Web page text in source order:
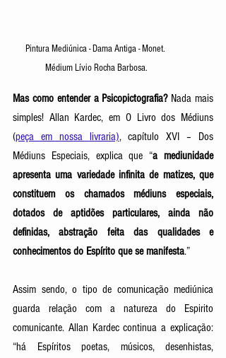
Pintura Mediúnica - Dama Antiga - Monet.
Médium Lívio Rocha Barbosa.
Mas como entender a Psicopictografia? Nada mais
simples! Allan Kardec, em O Livro dos Médiuns
(peça em nossa livraria), capítulo XVI – Dos
Médiuns Especiais, explica que “a mediunidade
apresenta uma variedade infinita de matizes, que
constituem os chamados médiuns especiais,
dotados de aptidões particulares, ainda não
definidas, abstração feita das qualidades e
conhecimentos do Espírito que se manifesta.”
Assim sendo, o tipo de comunicação mediúnica
guarda relação com a natureza do Espirito
comunicante. Allan Kardec continua a explicação:
“há Espíritos poetas, músicos, desenhistas,